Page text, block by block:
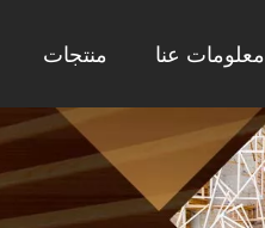
معلومات عنا منتجات